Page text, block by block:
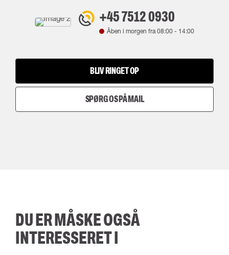
+45 7512 0930
Åben i morgen fra08:00 - 14:00
BLIV RINGET OP
SPØRG OS PÅ MAIL
DU ER MÅSKE OGSÅ
INTERESSERET I